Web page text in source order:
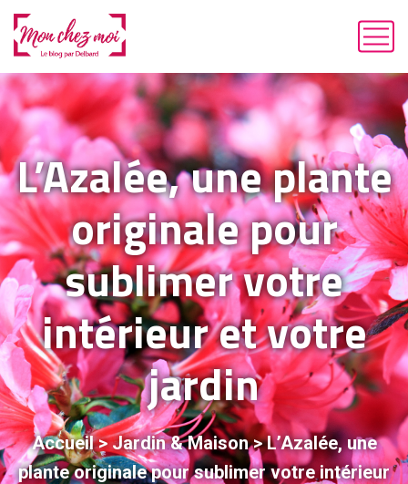
L’Azalée, une plante
originale pour
sublimer votre
intérieur et votre
jardin
Accueil>Jardin & Maison>L’Azalée, une
plante originale pour sublimer votre intérieur